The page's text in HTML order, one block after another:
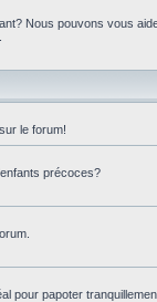
Nous pouvons vous
le forum!
précoces?
pour papoter